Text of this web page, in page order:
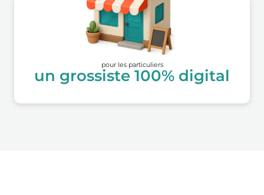
pour les particuliers
un grossiste 100% digital